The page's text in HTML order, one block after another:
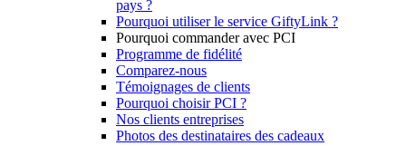
pays ?
Pourquoi utiliser le service GiftyLink ?
Pourquoi commander avec PCI
Programme de fidélité
Comparez-nous
Témoignages de clients
Pourquoi choisir PCI ?
Nos clients entreprises
Photos des destinataires des cadeaux